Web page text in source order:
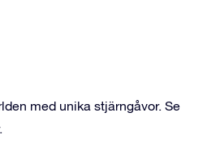
med unika stjärngåvor. Se